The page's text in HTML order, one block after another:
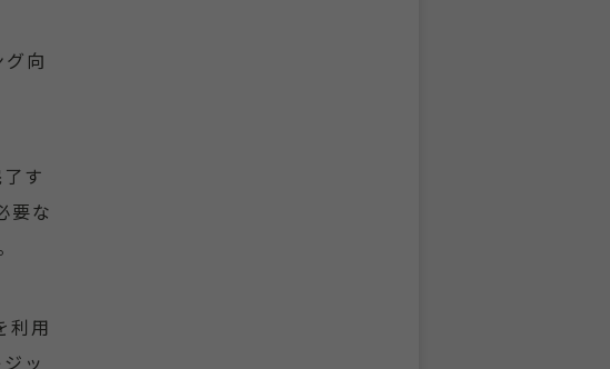
向
す
要な
利用
ッ